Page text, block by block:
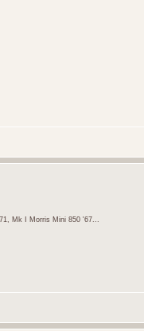
Mk I Morris Mini 850 '67...